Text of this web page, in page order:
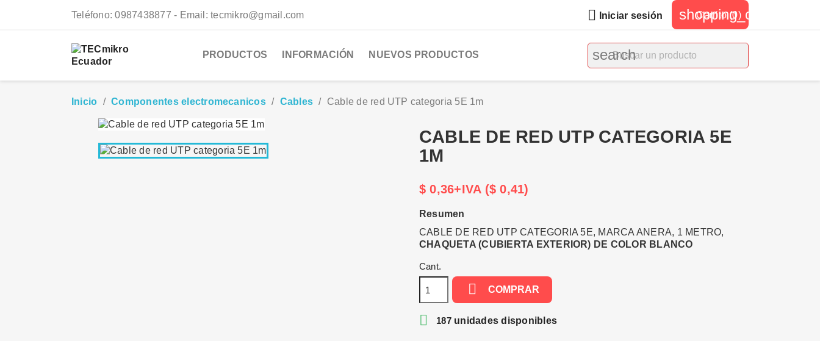
Teléfono:0987438877 - Email: tecmikro@gmail.com  Iniciar sesión shopping_cart
Carrito (0)
PRODUCTOS INFORMACIÓN NUEVOS PRODUCTOS search
Inicio Componentes electromecanicos Cables Cable de red UTP categoria 5E 1m
CABLE DE RED UTP CATEGORIA 5E
1M
$ 0,36+IVA ($ 0,41)
Resumen
CABLE DE RED UTP CATEGORIA 5E, MARCA ANERA, 1 METRO,
CHAQUETA (CUBIERTA EXTERIOR) DE COLOR BLANCO
Cant.
 COMPRAR
 187 unidades disponibles